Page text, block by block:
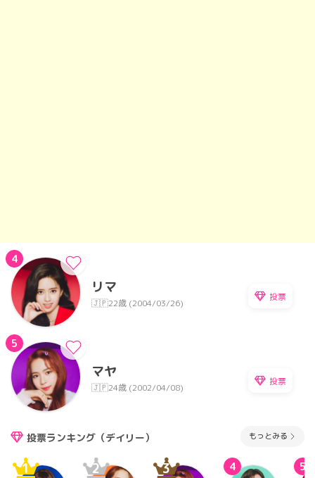
4
リマ
🇯🇵22歳 (2004/03/26)
投票
5
マヤ
🇯🇵24歳 (2002/04/08)
投票
投票ランキング（デイリー） もっとみる
1 2 3 4 5